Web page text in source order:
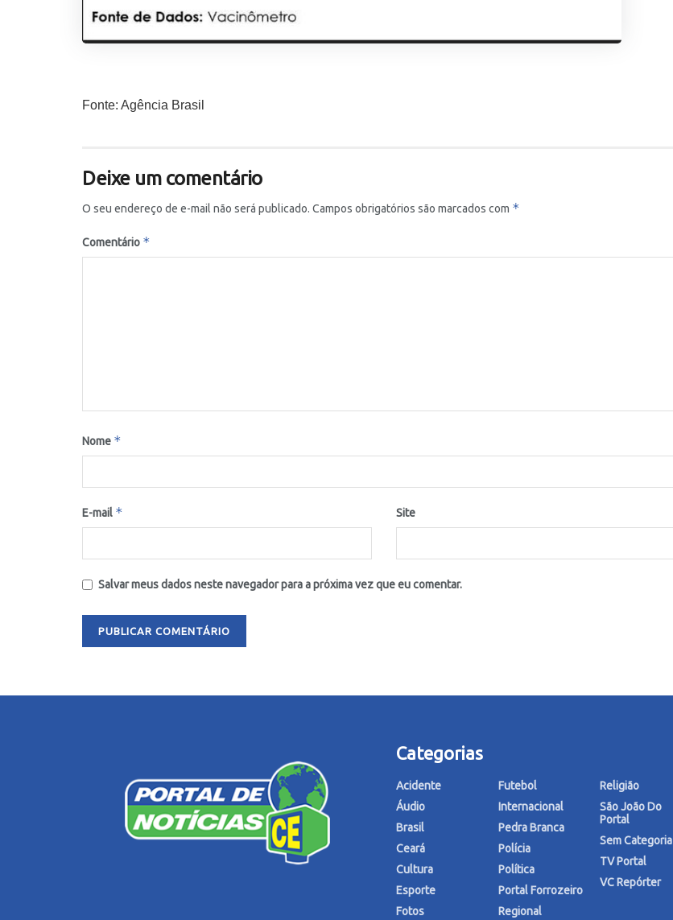
Fonte: Agência Brasil
Deixe um comentário
O seu endereço de e-mail não será publicado. Campos obrigatórios são marcados com *
Comentário *
Nome *
E-mail * Site
Salvar meus dados neste navegador para a próxima vez que eu comentar.
Categorias
Acidente
Áudio
Brasil
Ceará
Cultura
Esporte
Fotos
Futebol
Internacional
Pedra Branca
Polícia
Política
Portal Forrozeiro
Regional
Religião
São João Do
Portal
Sem Categoria
TV Portal
VC Repórter